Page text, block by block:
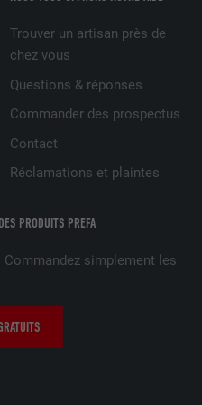
PRODUITS PREFA
simplement les
Trouver un artisan près de
chez vous
Questions & réponses
Commander des prospectus
Contact
Réclamations et plaintes
pour suivre l'utilisateur sur
aux préférences de